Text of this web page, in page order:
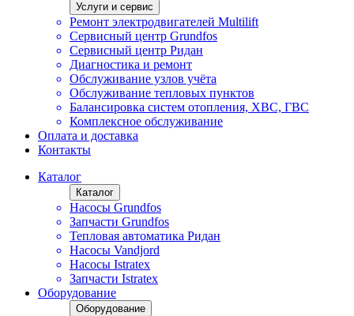
Услуги и сервис
Ремонт электродвигателей Multilift
Сервисный центр Grundfos
Сервисный центр Ридан
Диагностика и ремонт
Обслуживание узлов учёта
Обслуживание тепловых пунктов
Балансировка систем отопления, ХВС, ГВС
Комплексное обслуживание
Оплата и доставка
Контакты
Каталог
Каталог
Насосы Grundfos
Запчасти Grundfos
Тепловая автоматика Ридан
Насосы Vandjord
Насосы Istratex
Запчасти Istratex
Оборудование
Оборудование